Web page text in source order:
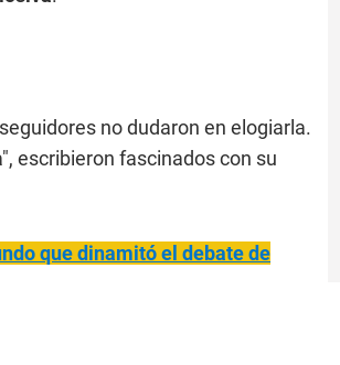
no dudaron en elogiarla.
escribieron fascinados con su
que dinamitó el debate de